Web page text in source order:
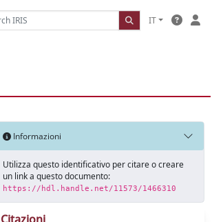
IT
Informazioni
Utilizza questo identificativo per citare o creare
un link a questo documento:
https://hdl.handle.net/11573/1466310